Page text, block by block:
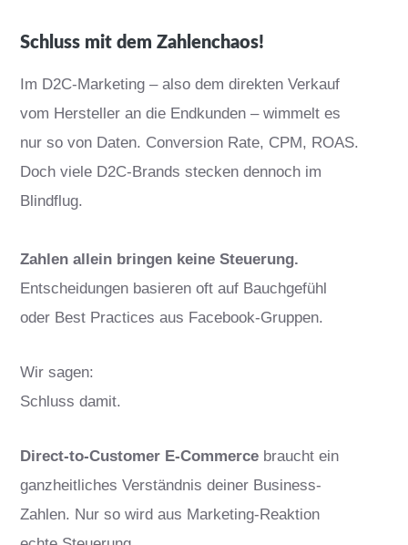
Schluss mit dem Zahlenchaos!
Im D2C-Marketing – also dem direkten Verkauf
vom Hersteller an die Endkunden – wimmelt es
nur so von Daten. Conversion Rate, CPM, ROAS.
Doch viele D2C-Brands stecken dennoch im
Blindflug.
Zahlen allein bringen keine Steuerung.
Entscheidungen basieren oft auf Bauchgefühl
oder Best Practices aus Facebook-Gruppen.
Wir sagen:
Schluss damit.
Direct-to-Customer E-Commerce braucht ein
ganzheitliches Verständnis deiner Business-
Zahlen. Nur so wird aus Marketing-Reaktion